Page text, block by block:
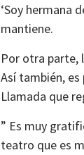
‘Soy hermana
mantiene.
Por otra parte,
Así también,
Llamada que
” Es muy
teatro que es